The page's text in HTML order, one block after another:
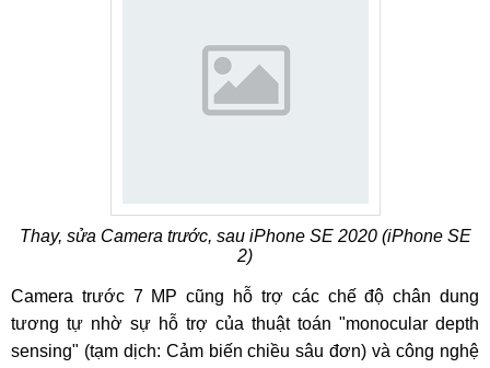
Thay, sửa Camera trước, sau iPhone SE 2020 (iPhone SE
2)
Camera trước 7 MP cũng hỗ trợ các chế độ chân dung
tương tự nhờ sự hỗ trợ của thuật toán "monocular depth
sensing" (tạm dịch: Cảm biến chiều sâu đơn) và công nghệ